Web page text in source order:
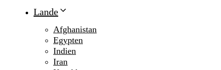
Lande
Afghanistan
Egypten
Indien
Iran